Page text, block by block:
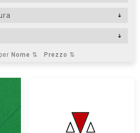
Nome ⇅ Prezzo ⇅